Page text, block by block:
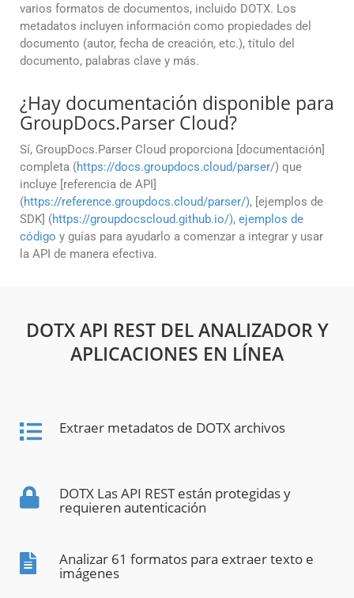
varios formatos de documentos, incluido DOTX. Los
metadatos incluyen información como propiedades del
documento (autor, fecha de creación, etc.), título del
documento, palabras clave y más.
¿Hay documentación disponible para
GroupDocs.Parser Cloud?
Sí, GroupDocs.Parser Cloud proporciona [documentación]
completa (https://docs.groupdocs.cloud/parser/) que
incluye [referencia de API]
(https://reference.groupdocs.cloud/parser/), [ejemplos de
SDK] (https://groupdocscloud.github.io/), ejemplos de
código y guías para ayudarlo a comenzar a integrar y usar
la API de manera efectiva.
DOTX API REST DEL ANALIZADOR Y
APLICACIONES EN LÍNEA
Extraer metadatos de DOTX archivos
DOTX Las API REST están protegidas y
requieren autenticación
Analizar 61 formatos para extraer texto e
imágenes